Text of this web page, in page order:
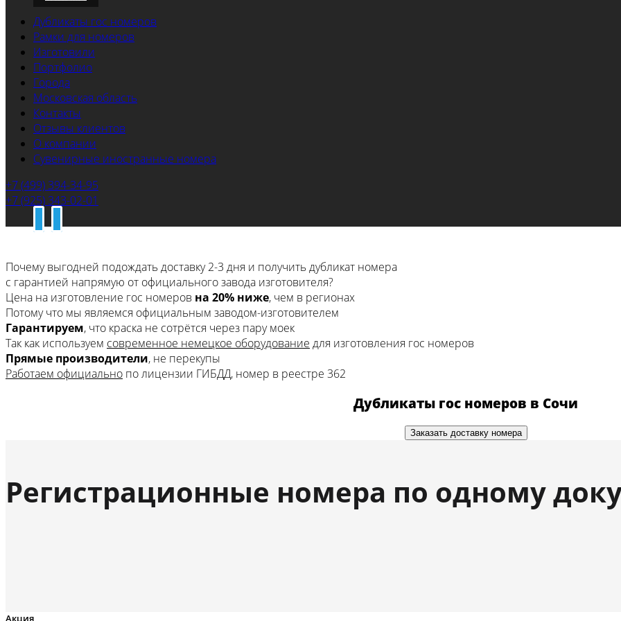
Дубликаты гос номеров
Рамки для номеров
Изготовили
Портфолио
Города
Московская область
Контакты
Отзывы клиентов
О компании
Сувенирные иностранные номера
+7 (499) 394-34-95
+7 (925) 343-02-01
Почему выгодней подождать доставку 2-3 дня и получить дубликат номера
с гарантией напрямую от официального завода изготовителя?
Цена на изготовление гос номеров на 20% ниже, чем в регионах
Потому что мы являемся официальным заводом-изготовителем
Гарантируем, что краска не сотрётся через пару моек
Так как используем современное немецкое оборудование для изготовления гос номеров
Прямые производители, не перекупы
Работаем официально по лицензии ГИБДД, номер в реестре 362
Дубликаты гос номеров в Сочи
Заказать доставку номера
Регистрационные номера по одному
Акция